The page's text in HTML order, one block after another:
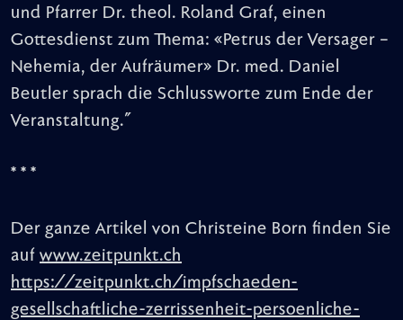
und Pfarrer Dr. theol. Roland Graf, einen
Gottesdienst zum Thema: «Petrus der Versager –
Nehemia, der Aufräumer» Dr. med. Daniel
Beutler sprach die Schlussworte zum Ende der
Veranstaltung."
* * *
Der ganze Artikel von Christeine Born finden Sie
auf www.zeitpunkt.ch
https://zeitpunkt.ch/impfschaeden-
gesellschaftliche-zerrissenheit-persoenliche-